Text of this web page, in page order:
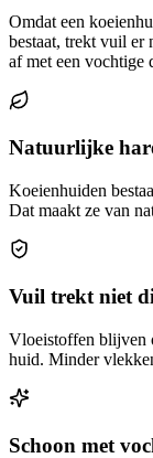
Omdat een
bestaat, trekt vuil er
af met een vochtige
Natuurlijke
Koeienhuiden
Dat maakt ze van
Vuil trekt niet
Vloeistoffen blijven
huid. Minder
Schoon met